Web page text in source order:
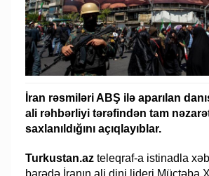
İran rəsmiləri ABŞ ilə aparılan
ali rəhbərliyi tərəfindən tam
saxlanıldığını açıqlayıblar.
Turkustan.azteleqraf-a istinadla